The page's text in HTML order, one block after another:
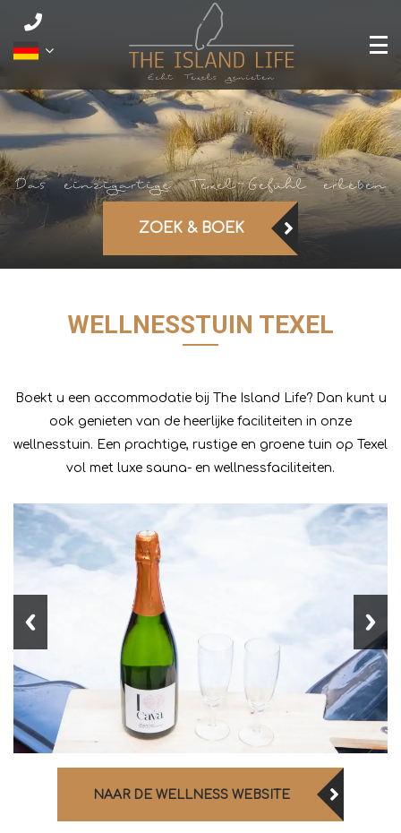
ZOEK & BOEK
WELLNESSTUIN TEXEL
Boekt u een accommodatie bij The Island Life? Dan kunt u
ook genieten van de heerlijke faciliteiten in onze
wellnesstuin. Een prachtige, rustige en groene tuin op Texel
vol met luxe sauna- en wellnessfaciliteiten.
NAAR DE WELLNESS WEBSITE